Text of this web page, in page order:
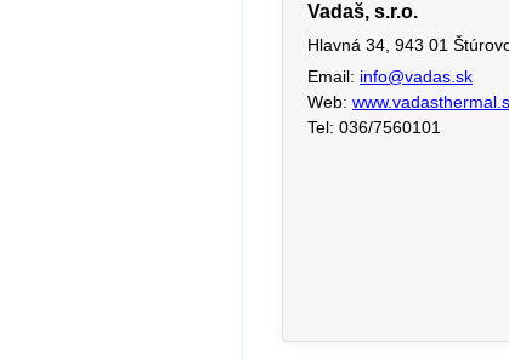
Vadaš, s.r.o.
Hlavná 34, 943 01
Email: info@vadas.sk
Web:
Tel: 036/7560101